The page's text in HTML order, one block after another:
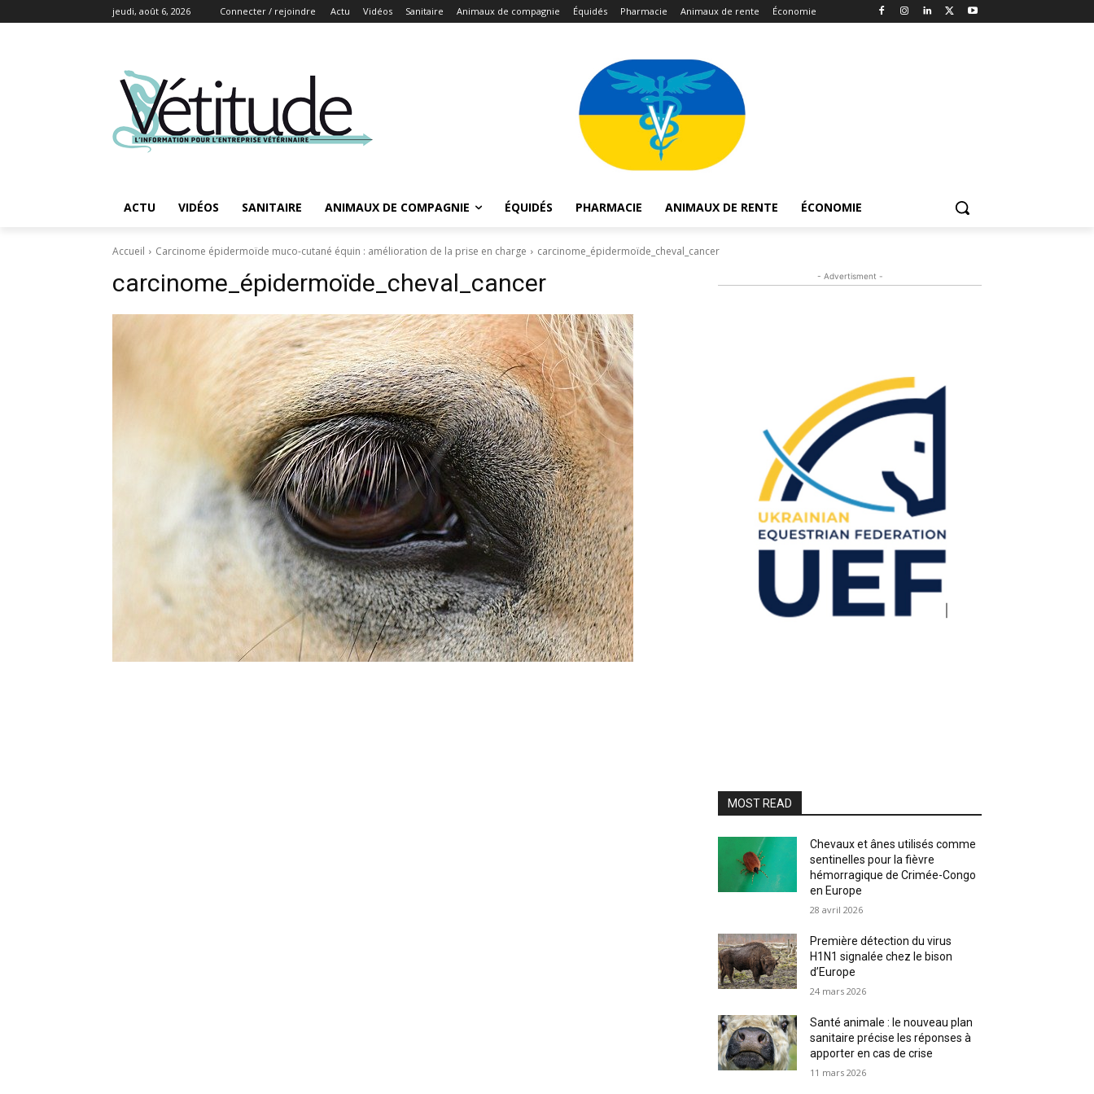
jeudi, août 6, 2026 Connecter / rejoindre Actu Vidéos Sanitaire Animaux de compagnie Équidés Pharmacie Animaux de rente Économie
ACTU VIDÉOS SANITAIRE ANIMAUX DE COMPAGNIE ÉQUIDÉS PHARMACIE ANIMAUX DE RENTE ÉCONOMIE
Accueil Carcinome épidermoïde muco-cutané équin : amélioration de la prise en charge carcinome_épidermoïde_cheval_cancer
carcinome_épidermoïde_cheval_cancer - Advertisment -
MOST READ
Chevaux et ânes utilisés comme
sentinelles pour la fièvre
hémorragique de Crimée-Congo
en Europe
28 avril 2026
Première détection du virus
H1N1 signalée chez le bison
d’Europe
24 mars 2026
Santé animale : le nouveau plan
sanitaire précise les réponses à
apporter en cas de crise
11 mars 2026